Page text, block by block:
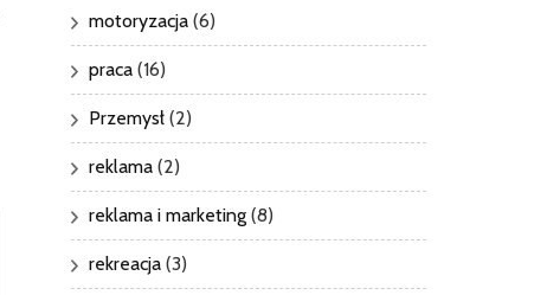
motoryzacja (6)
praca (16)
Przemysł (2)
reklama (2)
reklama i marketing (8)
rekreacja (3)